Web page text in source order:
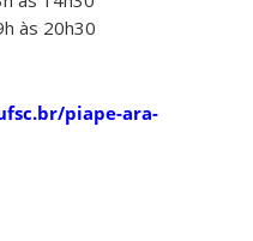
às 20h30
piape-ara-